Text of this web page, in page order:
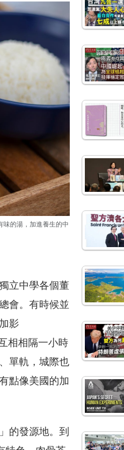
味的湯，加進養生的中
立中學各個董
會。有時候並
影
相相隔一小時
單軌，城際也
點像美國的加
的發源地。到